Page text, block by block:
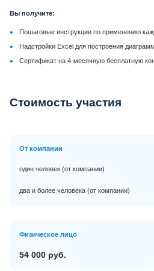
Вы получите:
• Пошаговые инструкции по применению
• Надстройки Excel для построения диаграмм
• Сертификат на 4-месячную бесплатную
Стоимость участия
От компании
один человек (от компании)
два и более человека (от компании)
Физическое лицо
54 000 руб.